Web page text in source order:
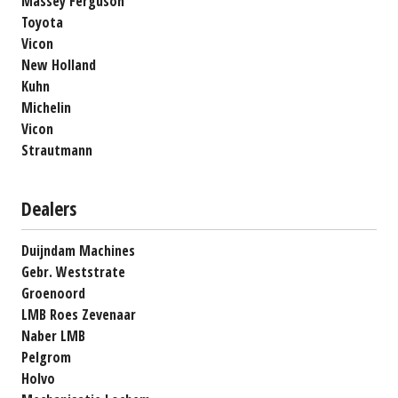
Toyota
Vicon
New Holland
Kuhn
Michelin
Vicon
Strautmann
Dealers
Duijndam Machines
Gebr. Weststrate
Groenoord
LMB Roes Zevenaar
Naber LMB
Pelgrom
Holvo